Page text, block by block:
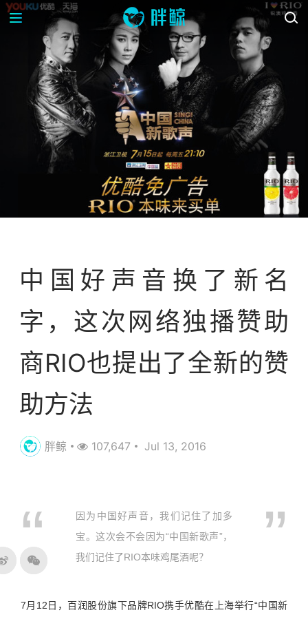
中国好声音换了新名
字，这次网络独播赞助
商RIO也提出了全新的赞
助方法
胖鲸 107,647 Jul 13, 2016
因为中国好声音，我们记住了加多
宝。这次会不会因为“中国新歌声”，
我们记住了RIO本味鸡尾酒呢？
7月12日，百润股份旗下品牌RIO携手优酷在上海举行“中国新